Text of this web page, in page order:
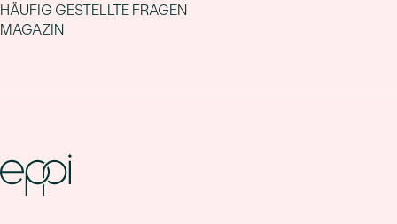
HÄUFIG GESTELLTE FRAGEN
MAGAZIN